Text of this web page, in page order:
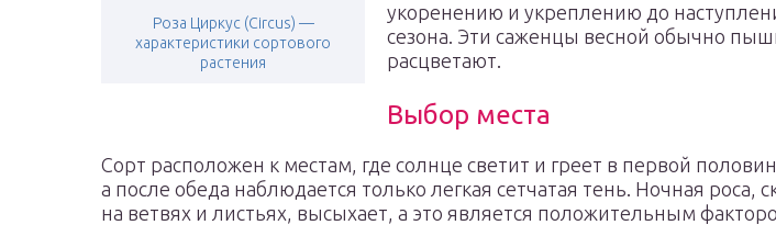
Роза Циркус (Circus) —
характеристики сортового
растения
укоренению и укреплению до
сезона. Эти саженцы весной обычно
расцветают.
Выбор места
Сорт расположен к местам, где солнце светит и греет в первой
а после обеда наблюдается только легкая сетчатая тень. Ночная роса,
на ветвях и листьях, высыхает, а это является положительным